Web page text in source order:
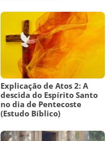
Explicação de Atos 2: A
descida do Espírito Santo
no dia de Pentecoste
(Estudo Bíblico)